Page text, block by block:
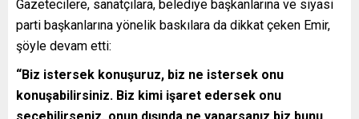
Gazetecilere, sanatçılara, belediye başkanlarına ve siyasi
parti başkanlarına yönelik baskılara da dikkat çeken Emir,
şöyle devam etti:
“Biz istersek konuşuruz, biz ne istersek onu
konuşabilirsiniz. Biz kimi işaret edersek onu